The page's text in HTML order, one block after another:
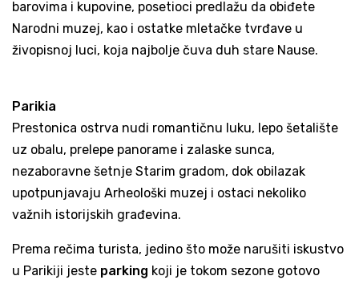
barovima i kupovine, posetioci predlažu da obiđete
Narodni muzej, kao i ostatke mletačke tvrđave u
živopisnoj luci, koja najbolje čuva duh stare Nause.
Parikia
Prestonica ostrva nudi romantičnu luku, lepo šetalište
uz obalu, prelepe panorame i zalaske sunca,
nezaboravne šetnje Starim gradom, dok obilazak
upotpunjavaju Arheološki muzej i ostaci nekoliko
važnih istorijskih građevina.
Prema rečima turista, jedino što može narušiti iskustvo
u Parikiji jeste parking koji je tokom sezone gotovo